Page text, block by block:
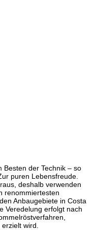
Besten der Technik – so
puren Lebensfreude.
deshalb verwenden
renommiertesten
Anbaugebiete in Costa
Veredelung erfolgt nach
wird.